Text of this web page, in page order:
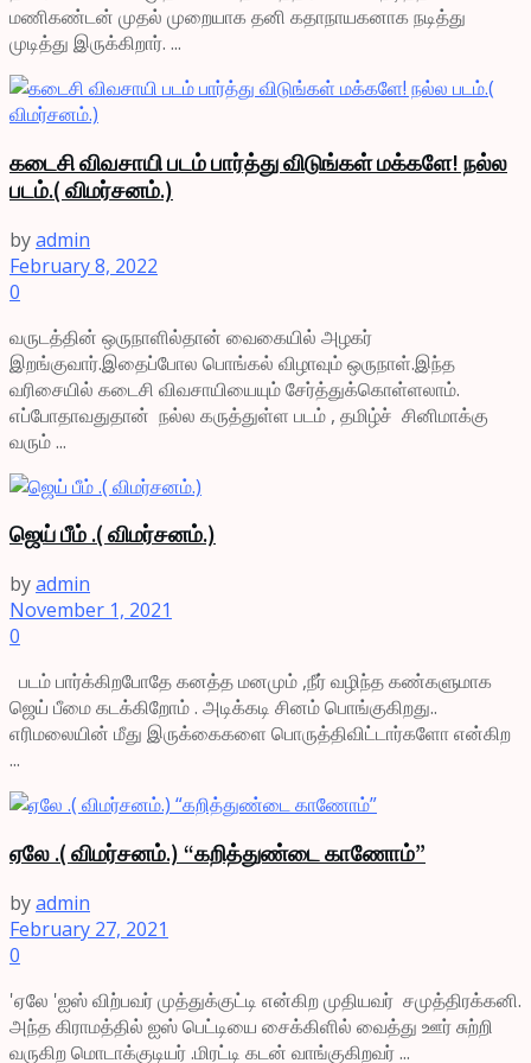
மணிகண்டன் முதல் முறையாக தனி கதாநாயகனாக நடித்து
முடித்து இருக்கிறார். ...
கடைசி விவசாயி படம் பார்த்து விடுங்கள் மக்களே! நல்ல
படம்.( விமர்சனம்.)
byadmin
February 8, 2022
0
வருடத்தின் ஒருநாளில்தான் வைகையில் அழகர்
இறங்குவார்.இதைப்போல பொங்கல் விழாவும் ஒருநாள்.இந்த
வரிசையில் கடைசி விவசாயியையும் சேர்த்துக்கொள்ளலாம்.
எப்போதாவதுதான் நல்ல கருத்துள்ள படம் , தமிழ்ச் சினிமாக்கு
வரும் ...
ஜெய் பீம் .( விமர்சனம்.)
byadmin
November 1, 2021
0
படம் பார்க்கிறபோதே கனத்த மனமும் ,நீர் வழிந்த கண்களுமாக
ஜெய் பீமை கடக்கிறோம் . அடிக்கடி சினம் பொங்குகிறது..
எரிமலையின் மீது இருக்கைகளை பொருத்திவிட்டார்களோ என்கிற
...
ஏலே .( விமர்சனம்.) “கறித்துண்டை காணோம்”
byadmin
February 27, 2021
0
'ஏலே 'ஐஸ் விற்பவர் முத்துக்குட்டி என்கிற முதியவர் சமுத்திரக்கனி.
அந்த கிராமத்தில் ஐஸ் பெட்டியை சைக்கிளில் வைத்து ஊர் சுற்றி
வருகிற மொடாக்குடியர் .மிரட்டி கடன் வாங்குகிறவர் ...